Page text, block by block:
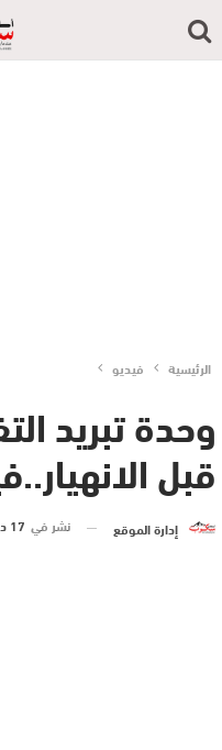
الرئيسية فيديو
وحدة تبريد
قبل
إدارة الموقع نشر في 17 ديسمبر 2019 الساعة 1 و 37 دقيقة